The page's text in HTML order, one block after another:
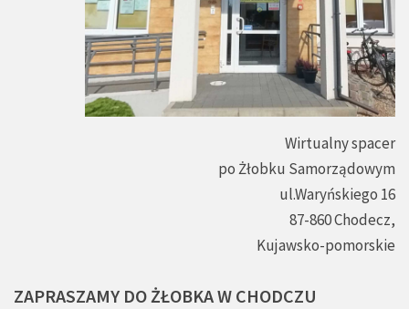
Wirtualny spacer
po Żłobku Samorządowym
ul.Waryńskiego 16
87-860 Chodecz,
Kujawsko-pomorskie
ZAPRASZAMY DOŻŁOBKAW CHODCZU